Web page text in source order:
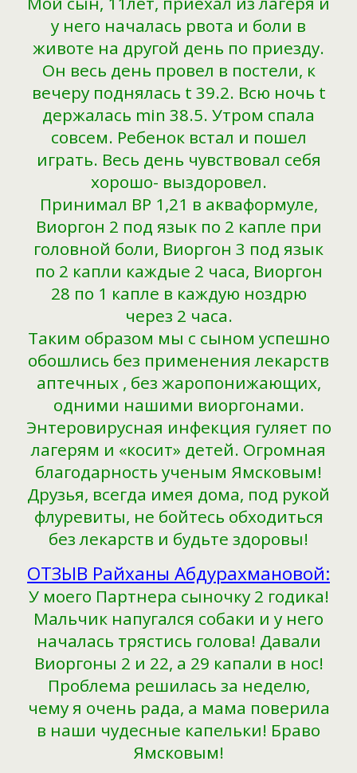
у него началась рвота и боли в
животе на другой день по приезду.
Он весь день провел в постели, к
вечеру поднялась t 39.2. Всю ночь t
держалась min 38.5. Утром спала
совсем. Ребенок встал и пошел
играть. Весь день чувствовал себя
хорошо- выздоровел.
Принимал ВР 1,21 в акваформуле,
Виоргон 2 под язык по 2 капле при
головной боли, Виоргон 3 под язык
по 2 капли каждые 2 часа, Виоргон
28 по 1 капле в каждую ноздрю
через 2 часа.
Таким образом мы с сыном успешно
обошлись без применения лекарств
аптечных , без жаропонижающих,
одними нашими виоргонами.
Энтеровирусная инфекция гуляет по
лагерям и «косит» детей. Огромная
благодарность ученым Ямсковым!
Друзья, всегда имея дома, под рукой
флуревиты, не бойтесь обходиться
без лекарств и будьте здоровы!
ОТЗЫВ Райханы Абдурахмановой:
У моего Партнера сыночку 2 годика!
Мальчик напугался собаки и у него
началась трястись голова! Давали
Виоргоны 2 и 22, а 29 капали в нос!
Проблема решилась за неделю,
чему я очень рада, а мама поверила
в наши чудесные капельки! Браво
Ямсковым!